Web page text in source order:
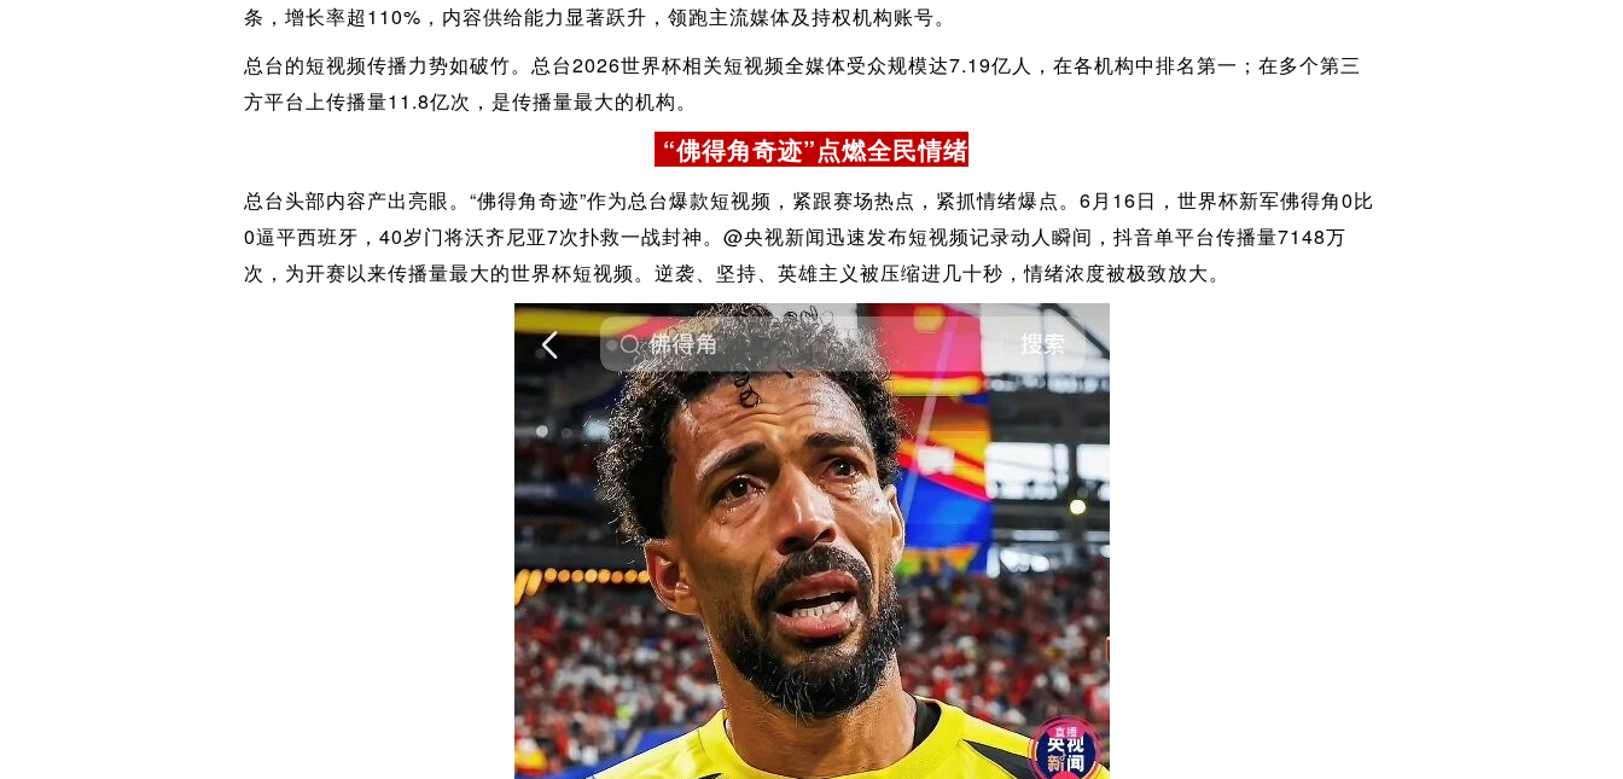
条，增长率超110%，内容供给能力显著跃升，领跑主流媒体及持权机构账号。
总台的短视频传播力势如破竹。总台2026世界杯相关短视频全媒体受众规模达7.19亿人，在各机构中排名第一；在多个第三
方平台上传播量11.8亿次，是传播量最大的机构。
“佛得角奇迹”点燃全民情绪
总台头部内容产出亮眼。“佛得角奇迹”作为总台爆款短视频，紧跟赛场热点，紧抓情绪爆点。6月16日，世界杯新军佛得角0比
0逼平西班牙，40岁门将沃齐尼亚7次扑救一战封神。@央视新闻迅速发布短视频记录动人瞬间，抖音单平台传播量7148万
次，为开赛以来传播量最大的世界杯短视频。逆袭、坚持、英雄主义被压缩进几十秒，情绪浓度被极致放大。